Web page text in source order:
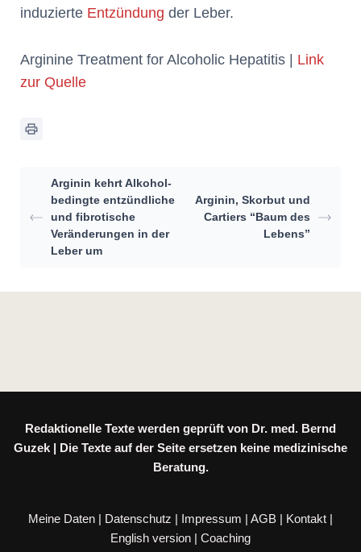
induzierte Entzündung der Leber.
Arginine Treatment for Alcoholic Hepatitis | Link
zur Quelle
Arginin kehrt Alkohol-
bedingte entzündliche
und fibrotische
Veränderungen in der
Leber um
Arginin, Skorbut und
Cartiers “Baum des
Lebens”
Redaktionelle Texte werden geprüft von Dr. med. Bernd
Guzek | Die Texte auf der Seite ersetzen keine medizinische
Beratung.
Meine Daten | Datenschutz | Impressum | AGB | Kontakt |
English version | Coaching